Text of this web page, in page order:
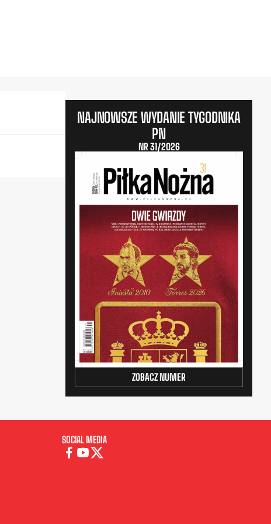
NAJNOWSZE WYDANIE TYGODNIKA
PN
NR 31/2026
ZOBACZ NUMER
SOCIAL MEDIA